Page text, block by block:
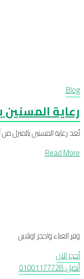
Blog
رعاية المسنين
تُعد رعاية المسنين بالمنزل
Read More
وفر العناء واحجز اونلاين
أحجز الان
أتصل: 01001177728